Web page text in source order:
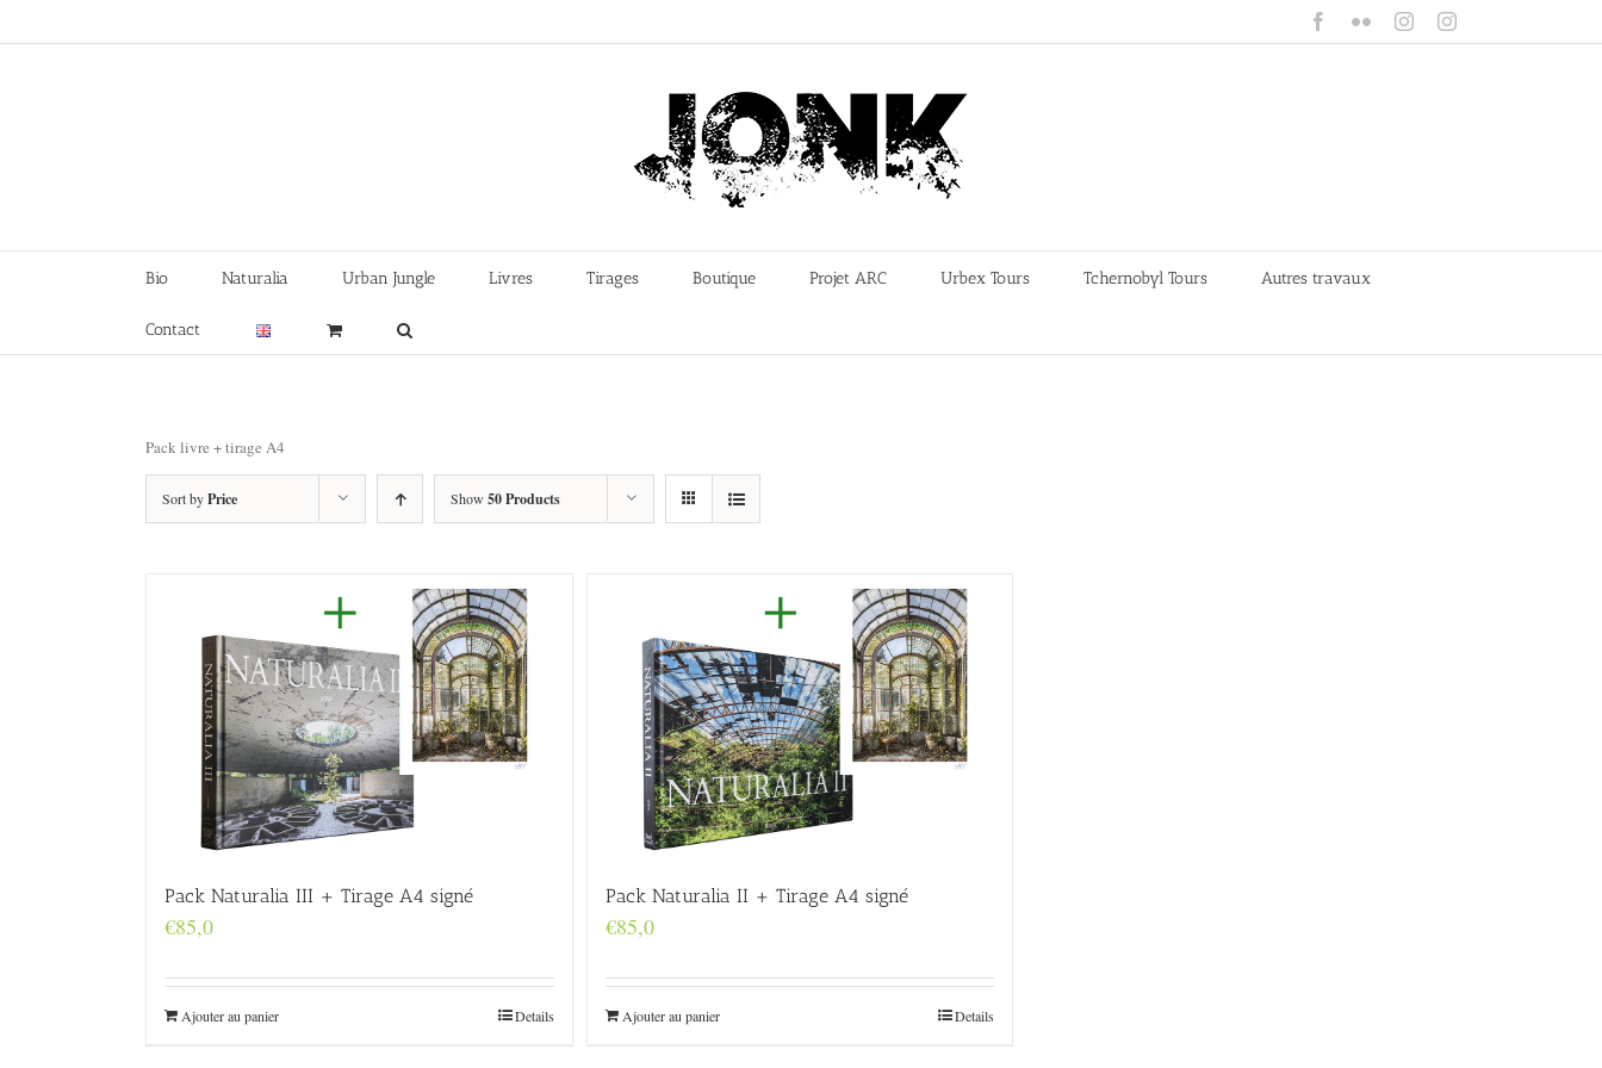
Facebook
FlickrInstagramInstagram
Bio Naturalia Urban Jungle Livres Tirages Boutique Projet ARC Urbex Tours Tchernobyl Tours Autres travaux
Contact
Pack livre + tirage A4
Sort byPrice Show 50 Products
Pack Naturalia III + Tirage A4 signé
€85,0
Ajouter au panier Details
Pack Naturalia II + Tirage A4 signé
€85,0
Ajouter au panier Details